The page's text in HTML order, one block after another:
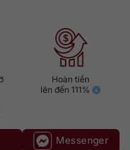
Hoàn tiền
lên đến 111%
Messenger